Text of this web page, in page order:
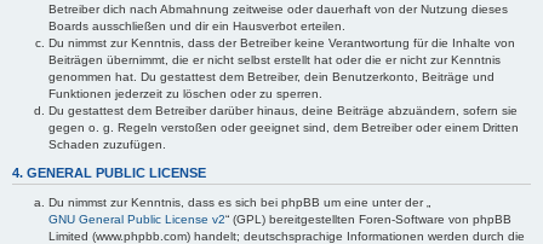
Betreiber dich nach Abmahnung zeitweise oder dauerhaft von der Nutzung dieses
Boards ausschließen und dir ein Hausverbot erteilen.
Du nimmst zur Kenntnis, dass der Betreiber keine Verantwortung für die Inhalte von
Beiträgen übernimmt, die er nicht selbst erstellt hat oder die er nicht zur Kenntnis
genommen hat. Du gestattest dem Betreiber, dein Benutzerkonto, Beiträge und
Funktionen jederzeit zu löschen oder zu sperren.
Du gestattest dem Betreiber darüber hinaus, deine Beiträge abzuändern, sofern sie
gegen o. g. Regeln verstoßen oder geeignet sind, dem Betreiber oder einem Dritten
Schaden zuzufügen.
4. GENERAL PUBLIC LICENSE
Du nimmst zur Kenntnis, dass es sich bei phpBB um eine unter der „
GNU General Public License v2“ (GPL) bereitgestellten Foren-Software von phpBB
Limited (www.phpbb.com) handelt; deutschsprachige Informationen werden durch die